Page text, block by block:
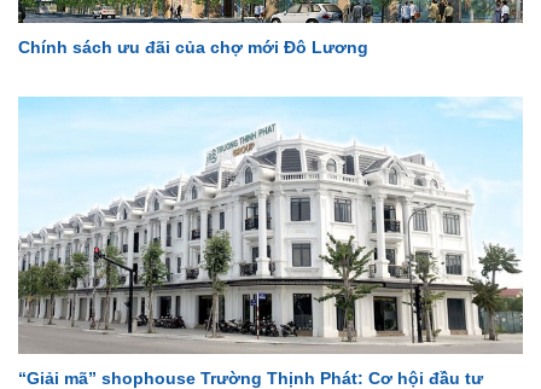
Chính sách ưu đãi của chợ mới Đô Lương
“Giải mã” shophouse Trường Thịnh Phát: Cơ hội đầu tư